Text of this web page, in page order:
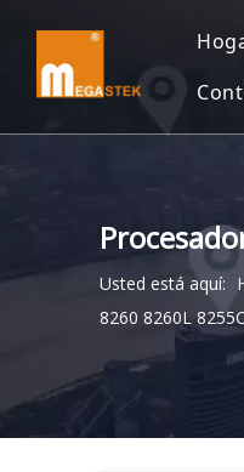
Usted está aquí:
8260 8260L